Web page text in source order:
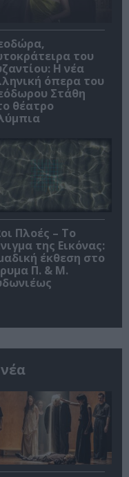
του
Η νέα
όπερα του
Στάθη
θέατρο
Πλοές – Το
της Εικόνας:
έκθεση στο
Π. & Μ.